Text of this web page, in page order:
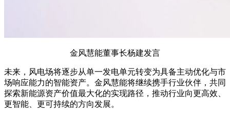
金风慧能董事长杨建发言
未来，风电场将逐步从单一发电单元转变为具备主动优化与市
场响应能力的智能资产。金风慧能将继续携手行业伙伴，共同
探索新能源资产价值最大化的实现路径，推动行业向更高效、
更智能、更可持续的方向发展。